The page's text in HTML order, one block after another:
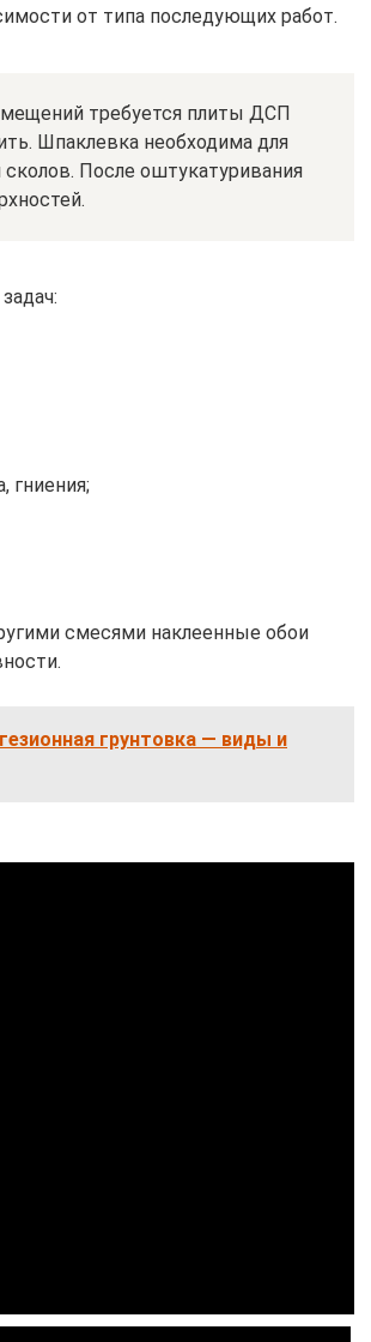
от типа последующих работ.
требуется плиты ДСП
Шпаклевка необходима для
После оштукатуривания
гниения;
смесями наклеенные обои
грунтовка — виды и